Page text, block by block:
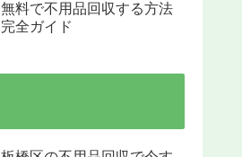
無料で不用品回収する方法
完全ガイド